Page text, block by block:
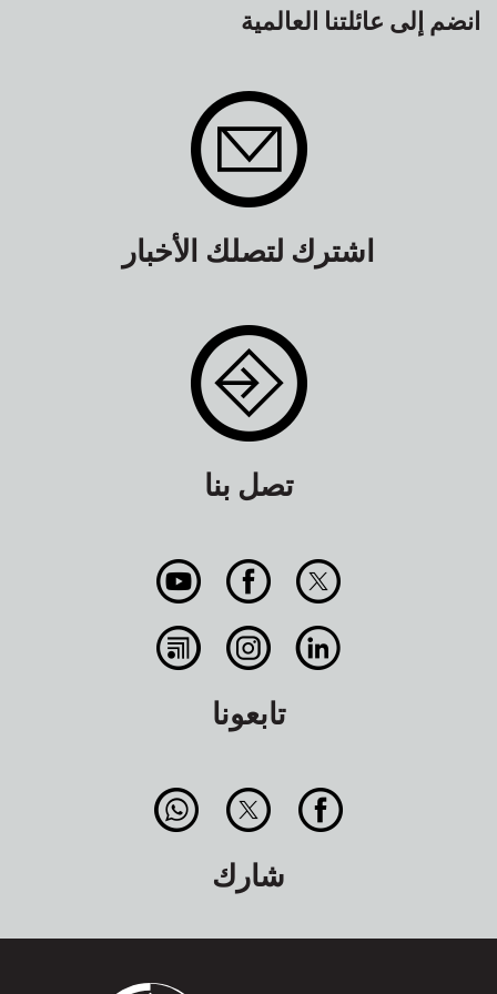
انضم إلى عائلتنا العالمية
اشترك لتصلك الأخبار
تصل بنا
تابعونا
شارك